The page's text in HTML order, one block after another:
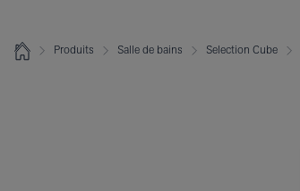
Produits Salle de bains Selection Cube